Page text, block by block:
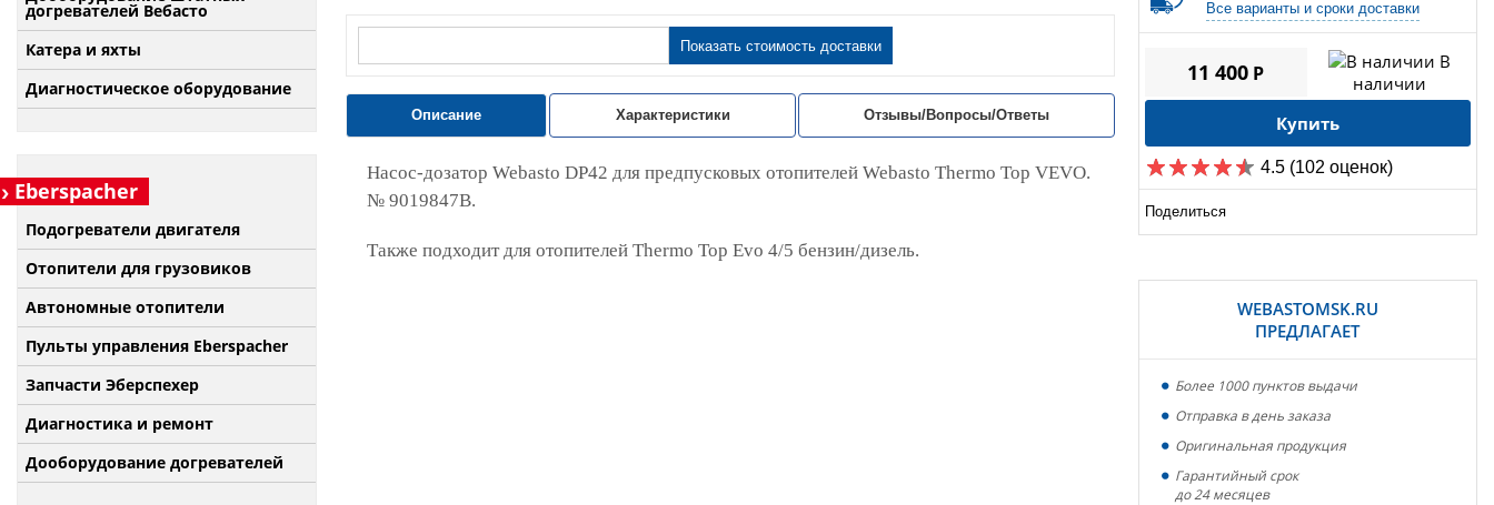
догревателей Вебасто
Катера и яхты
Диагностическое оборудование
Eberspacher
Подогреватели двигателя
Отопители для грузовиков
Автономные отопители
Пульты управления Eberspacher
Запчасти Эберспехер
Диагностика и ремонт
Дооборудование догревателей
Все варианты и сроки доставки
11 400 P
В
наличии
Купить
4.5 (102 оценок)
Поделиться
WEBASTOMSK.RU
ПРЕДЛАГАЕТ
Более 1000 пунктов выдачи
Отправка в день заказа
Оригинальная продукция
Гарантийный срок
до 24 месяцев
Показать стоимость доставки
Описание Характеристики Отзывы/Вопросы/Ответы
Насос-дозатор Webasto DP42 для предпусковых отопителей Webasto Thermo Top VEVO.
№ 9019847B.
Также подходит для отопителей Thermo Top Evo 4/5 бензин/дизель.